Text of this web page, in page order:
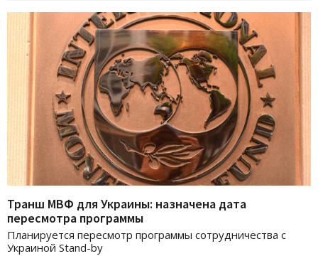
Транш МВФ для Украины: назначена дата
пересмотра программы
Планируется пересмотр программы сотрудничества с
Украиной Stand-by